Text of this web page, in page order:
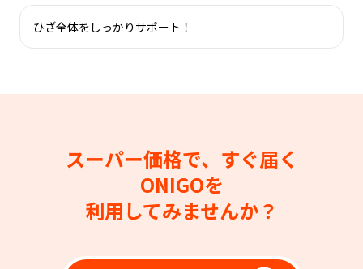
ひざ全体をしっかりサポート！
スーパー価格で、すぐ届く
ONIGOを
利用してみませんか？